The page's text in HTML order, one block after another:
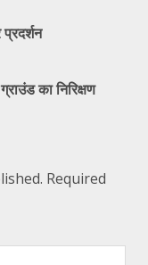
का निरिक्षण
Required